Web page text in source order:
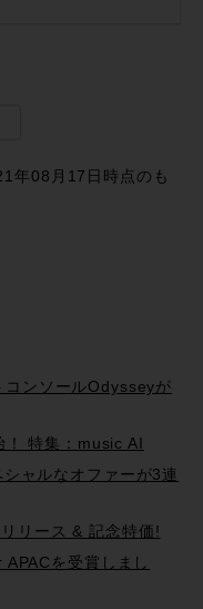
年08月17日時点のも
コンソールOdysseyが
特集：music AI
ャルなオファーが3連
リース & 記念特価!
を受賞しまし